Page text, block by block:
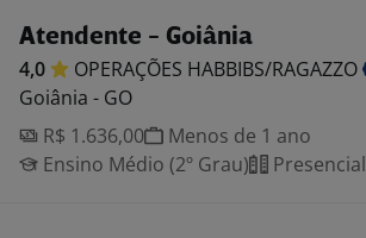
Atendente - Goiânia
4,0 OPERAÇÕES HABBIBS/RAGAZZO
Goiânia - GO
R$ 1.636,00
Menos de 1 ano
Ensino Médio (2º Grau)
Presencial